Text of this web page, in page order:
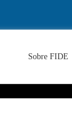
Sobre FIDE